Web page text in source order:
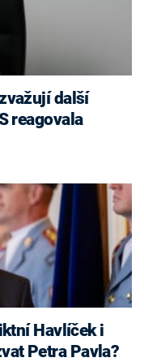
reagovala
Petra Pavla?